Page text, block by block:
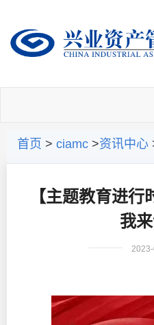
首页 > ciamc >资讯中心
【主题教育进
我